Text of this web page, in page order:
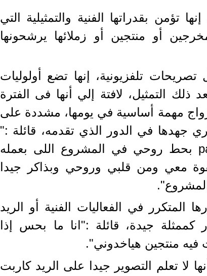
تؤمن بقدراتها الفنية والتمثيلية التي
أو منتجين أو زملائها يرشحونها
تلفزيونية، إنها تضع أولوليات
ذلك التمثيل، لافتة إلي أنها فى الفترة
مهمة أساسية في يومها، مشددة على
جهدها في الدور الذي تقدمه، قائلة :"
لما بيجي وقت الـ part-time بحط روحي في المشروع اللى بعمله
معي ومن قلبي وروحي وبذاكر جيدا
في الفعاليات الفنية أو الريد
كممثلة جيدة، قائلة :"انا ما بحس إذا
فيه منتجين هياخدوني".
لا تعلم التصوير جيدا على الريد كاربت